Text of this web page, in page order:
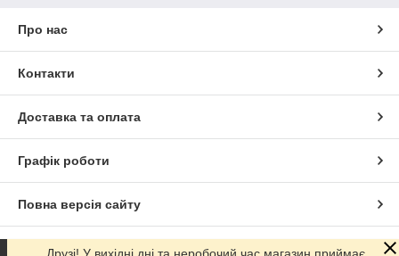
Про нас
Контакти
Доставка та оплата
Графік роботи
Повна версія сайту
Сайт створено на маркетплейсі Prom.ua